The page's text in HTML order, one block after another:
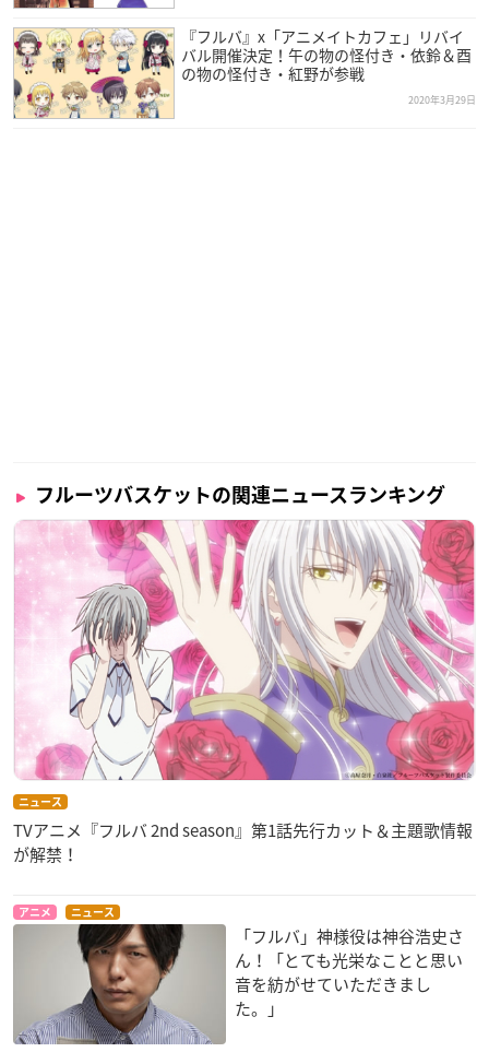
『フルバ』x「アニメイトカフェ」リバイ
バル開催決定！午の物の怪付き・依鈴＆酉
の物の怪付き・紅野が参戦
2020年3月29日
フルーツバスケットの関連ニュースランキング
ニュース
TVアニメ『フルバ 2nd season』第1話先行カット＆主題歌情報
が解禁！
アニメ ニュース
「フルバ」神様役は神谷浩史さ
ん！「とても光栄なことと思い
音を紡がせていただきまし
た。」